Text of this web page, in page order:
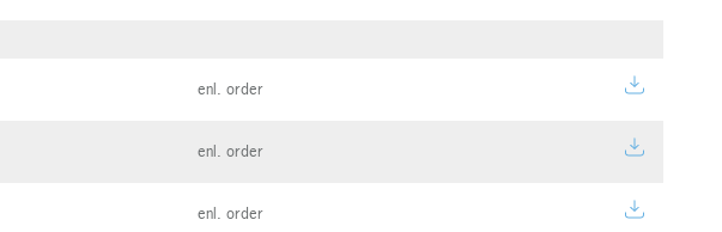
enl. order
enl. order
enl. order